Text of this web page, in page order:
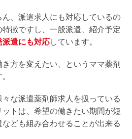
、派遣求人にも対応しているの
徴ですし、一般派遣、紹介予定
派遣にも対応しています。
方を変えたい、というママ薬剤
な派遣薬剤師求人を扱っている
トは、希望の働きたい期間が短
ども組み合わせることが出来る